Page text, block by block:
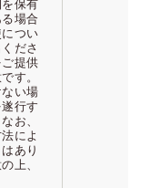
保有
場合
つい
ださ
提供
す。
い場
行す
お、
によ
あり
上、